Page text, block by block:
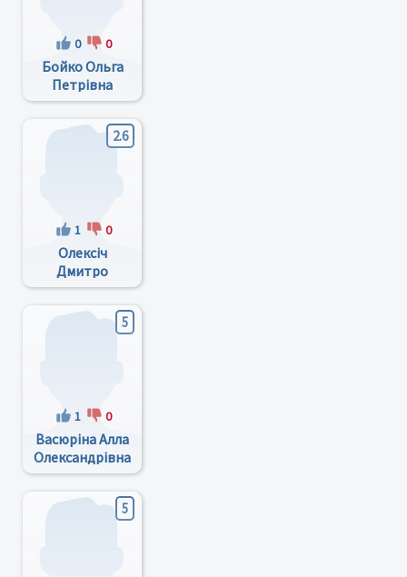
0 0
Бойко Ольга
Петрівна
2.6
1 0
Олексіч
Дмитро
Володимирович
5
1 0
Васюріна Алла
Олександрівна
5